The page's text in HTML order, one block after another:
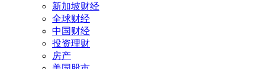
新加坡财经
全球财经
中国财经
投资理财
房产